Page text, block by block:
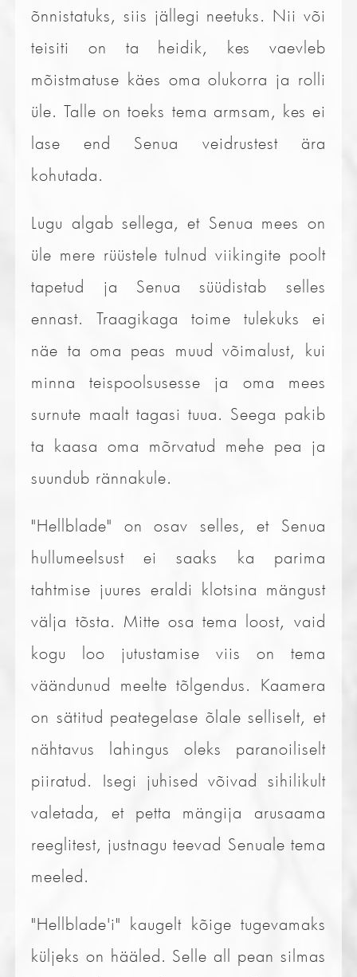
õnnistatuks, siis jällegi neetuks. Nii või
teisiti on ta heidik, kes vaevleb
mõistmatuse käes oma olukorra ja rolli
üle. Talle on toeks tema armsam, kes ei
lase end Senua veidrustest ära
kohutada.
Lugu algab sellega, et Senua mees on
üle mere rüüstele tulnud viikingite poolt
tapetud ja Senua süüdistab selles
ennast. Traagikaga toime tulekuks ei
näe ta oma peas muud võimalust, kui
minna teispoolsusesse ja oma mees
surnute maalt tagasi tuua. Seega pakib
ta kaasa oma mõrvatud mehe pea ja
suundub rännakule.
"Hellblade" on osav selles, et Senua
hullumeelsust ei saaks ka parima
tahtmise juures eraldi klotsina mängust
välja tõsta. Mitte osa tema loost, vaid
kogu loo jutustamise viis on tema
väändunud meelte tõlgendus. Kaamera
on sätitud peategelase õlale selliselt, et
nähtavus lahingus oleks paranoiliselt
piiratud. Isegi juhised võivad sihilikult
valetada, et petta mängija arusaama
reeglitest, justnagu teevad Senuale tema
meeled.
"Hellblade'i" kaugelt kõige tugevamaks
küljeks on hääled. Selle all pean silmas